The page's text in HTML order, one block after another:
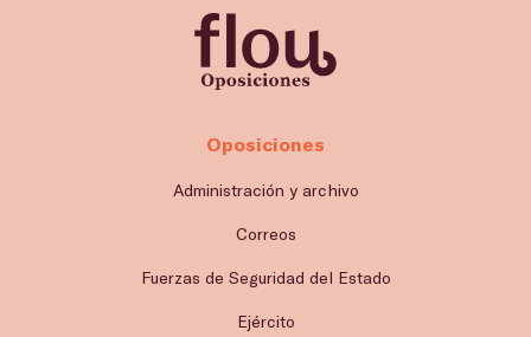
Oposiciones
Administración y archivo
Correos
Fuerzas de Seguridad del Estado
Ejército